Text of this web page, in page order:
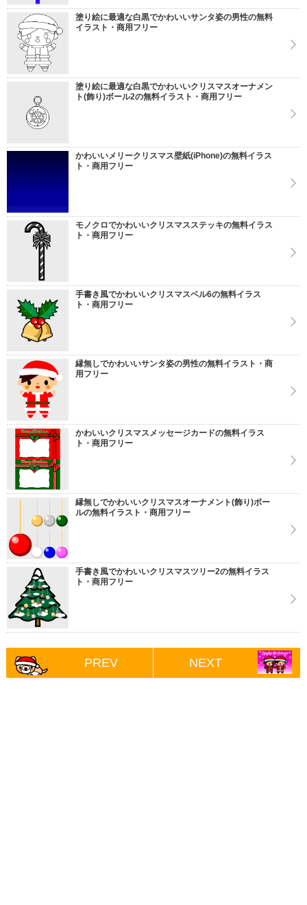
塗り絵に最適な白黒でかわいいサンタ姿の男性の無料
イラスト・商用フリー
塗り絵に最適な白黒でかわいいクリスマスオーナメン
ト(飾り)ボール2の無料イラスト・商用フリー
かわいいメリークリスマス壁紙(iPhone)の無料イラス
ト・商用フリー
モノクロでかわいいクリスマスステッキの無料イラス
ト・商用フリー
手書き風でかわいいクリスマスベル6の無料イラス
ト・商用フリー
縁無しでかわいいサンタ姿の男性の無料イラスト・商
用フリー
かわいいクリスマスメッセージカードの無料イラス
ト・商用フリー
縁無しでかわいいクリスマスオーナメント(飾り)ボー
ルの無料イラスト・商用フリー
手書き風でかわいいクリスマスツリー2の無料イラス
ト・商用フリー
PREV NEXT